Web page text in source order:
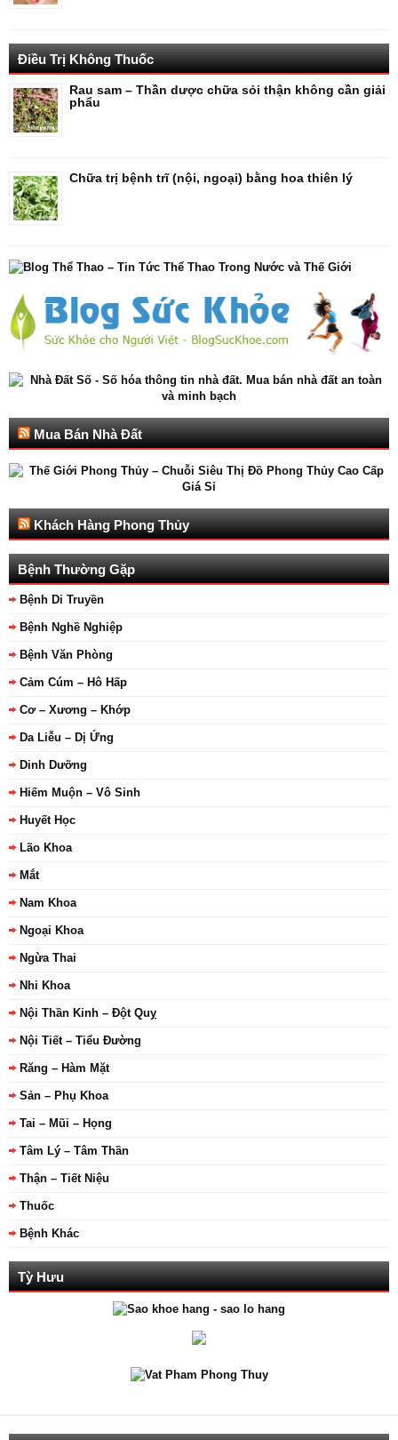
Điều Trị Không Thuốc
Rau sam – Thần dược chữa sỏi thận không cần giải
phẩu
Chữa trị bệnh trĩ (nội, ngoại) bằng hoa thiên lý
Mua Bán Nhà Đất
Khách Hàng Phong Thủy
Bệnh Thường Gặp
Bệnh Di Truyền
Bệnh Nghề Nghiệp
Bệnh Văn Phòng
Cảm Cúm – Hô Hấp
Cơ – Xương – Khớp
Da Liễu – Dị Ứng
Dinh Dưỡng
Hiếm Muộn – Vô Sinh
Huyết Học
Lão Khoa
Mắt
Nam Khoa
Ngoại Khoa
Ngừa Thai
Nhi Khoa
Nội Thần Kinh – Đột Quỵ
Nội Tiết – Tiểu Đường
Răng – Hàm Mặt
Sản – Phụ Khoa
Tai – Mũi – Họng
Tâm Lý – Tâm Thần
Thận – Tiết Niệu
Thuốc
Bệnh Khác
Tỳ Hưu